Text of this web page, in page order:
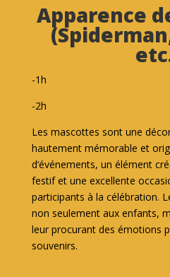
Apparence
-1h
-2h
Les mascottes sont une
hautement mémorable et
d’événements, un élément
festif et une excellente
participants à la célébration.
non seulement aux enfants,
leur procurant des émotions
souvenirs.